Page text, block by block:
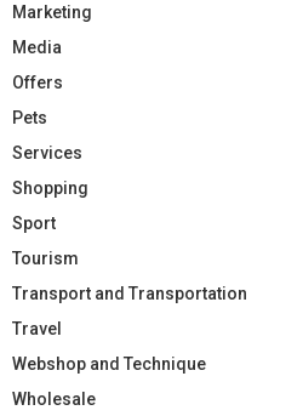
Marketing
Media
Offers
Pets
Services
Shopping
Sport
Tourism
Transport and Transportation
Travel
Webshop and Technique
Wholesale